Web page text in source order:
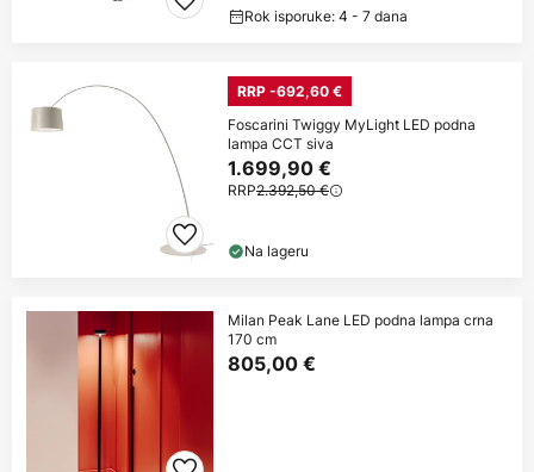
Rok isporuke: 4 - 7 dana
RRP -692,60 €
Foscarini Twiggy MyLight LED podna
lampa CCT siva
1.699,90 €
RRP2.392,50 €
Na lageru
Milan Peak Lane LED podna lampa crna
170 cm
805,00 €